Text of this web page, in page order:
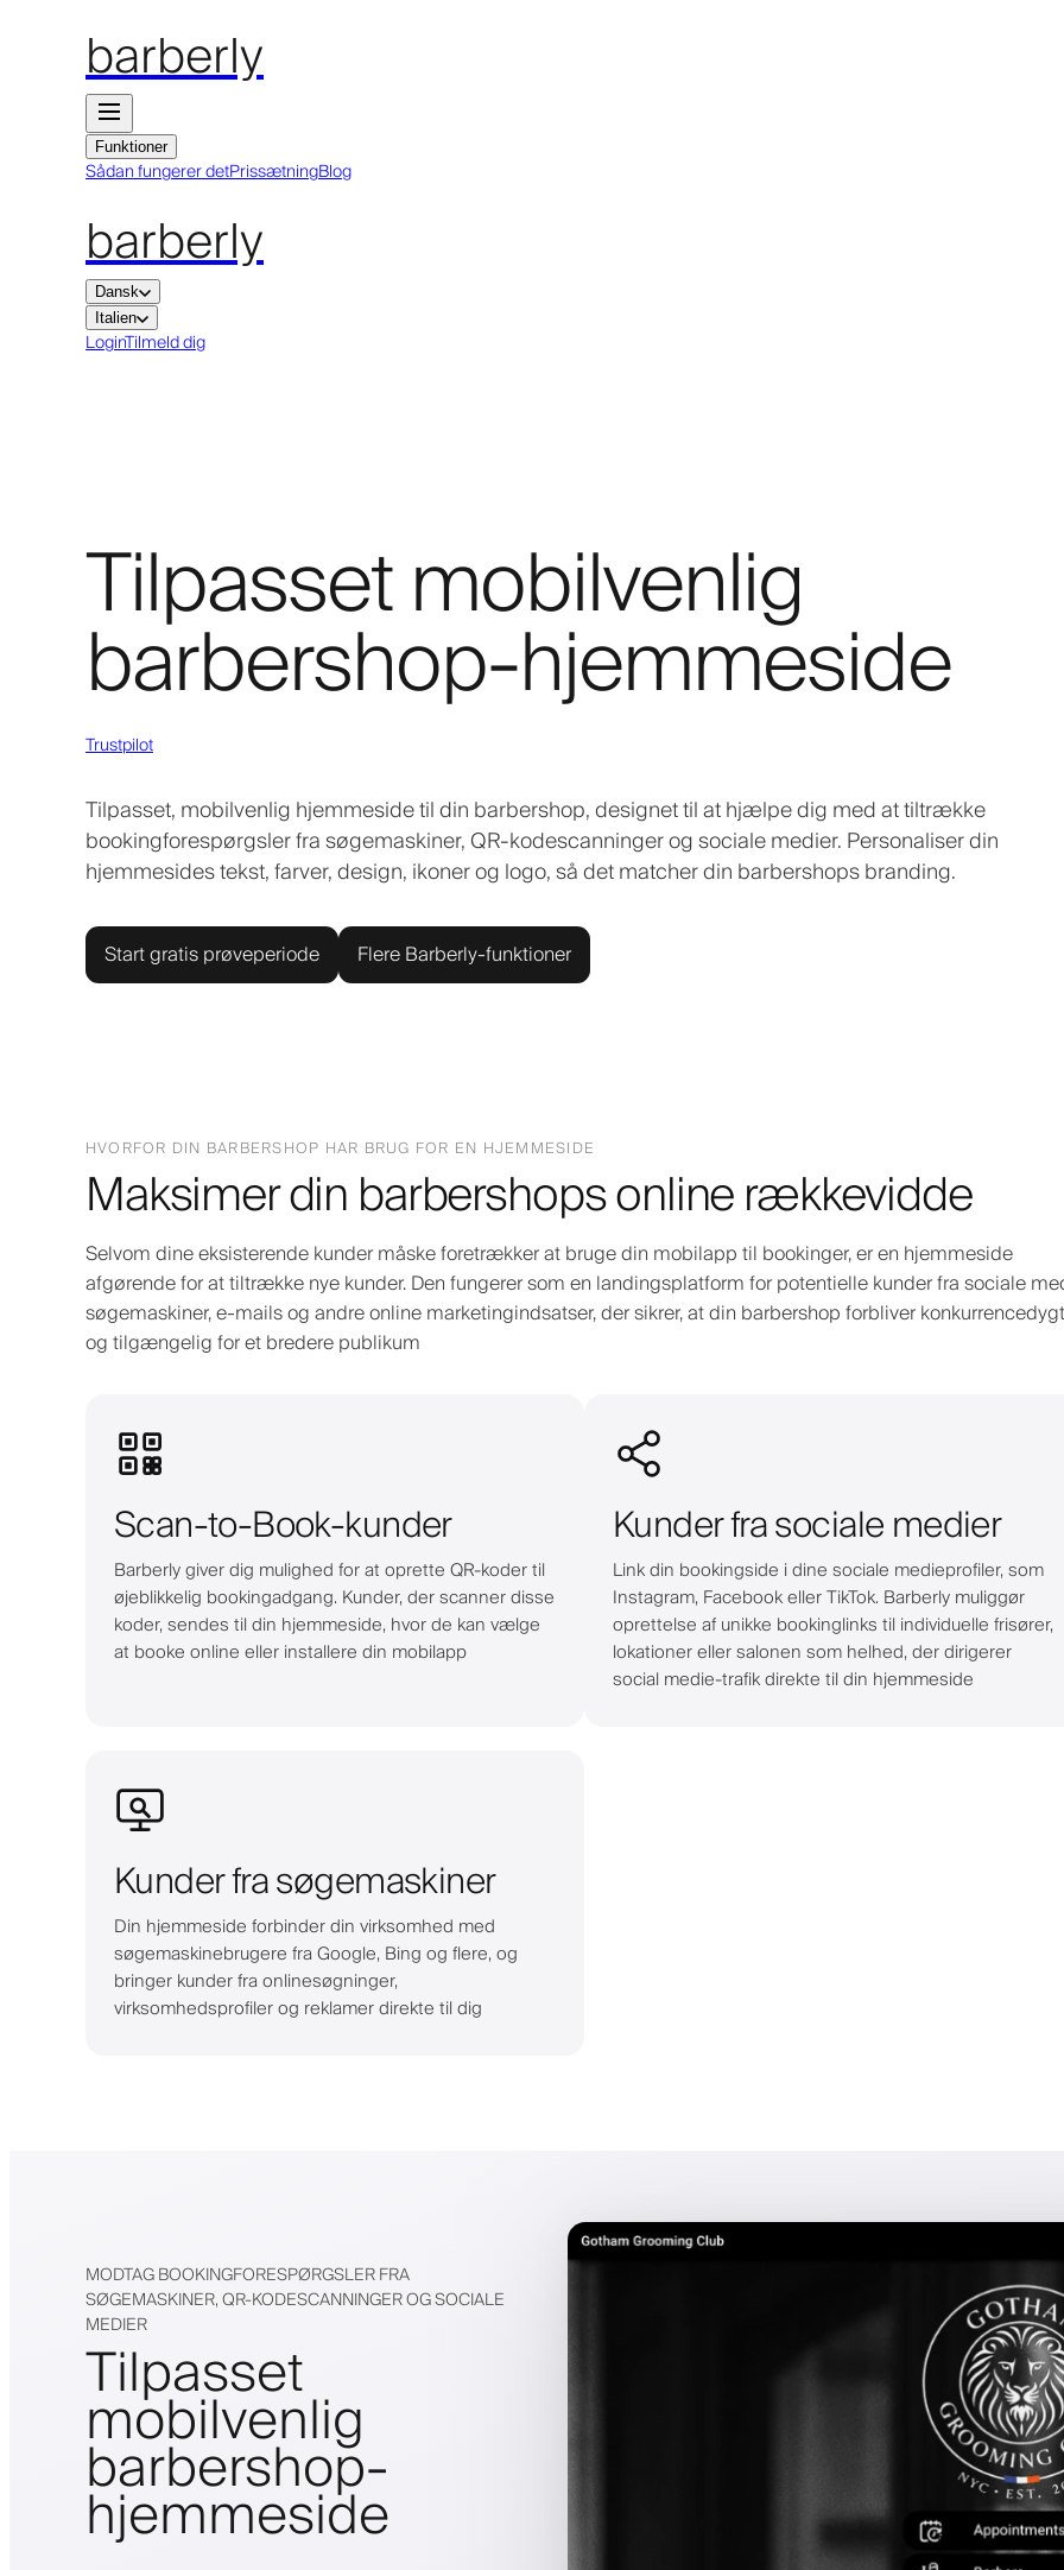
barberly
Funktioner
Sådan fungerer detPrissætningBlog
barberly
Dansk
Italien
LoginTilmeld dig
Tilpasset mobilvenlig
barbershop-hjemmeside
Trustpilot
Tilpasset, mobilvenlig hjemmeside til din barbershop, designet til at hjælpe dig med at tiltrække
bookingforespørgsler fra søgemaskiner, QR-kodescanninger og sociale medier. Personaliser din
hjemmesides tekst, farver, design, ikoner og logo, så det matcher din barbershops branding.
Start gratis prøveperiode Flere Barberly-funktioner
HVORFOR DIN BARBERSHOP HAR BRUG FOR EN HJEMMESIDE
Maksimer din barbershops online rækkevidde
Selvom dine eksisterende kunder måske foretrækker at bruge din mobilapp til bookinger, er en hjemmeside
afgørende for at tiltrække nye kunder. Den fungerer som en landingsplatform for potentielle kunder fra sociale
søgemaskiner, e-mails og andre online marketingindsatser, der sikrer, at din barbershop forbliver
og tilgængelig for et bredere publikum
Scan-to-Book-kunder
Barberly giver dig mulighed for at oprette QR-koder til
øjeblikkelig bookingadgang. Kunder, der scanner disse
koder, sendes til din hjemmeside, hvor de kan vælge
at booke online eller installere din mobilapp
Kunder fra sociale medier
Link din bookingside i dine sociale medieprofiler, som
Instagram, Facebook eller TikTok. Barberly muliggør
oprettelse af unikke bookinglinks til individuelle frisører,
lokationer eller salonen som helhed, der dirigerer
social medie-trafik direkte til din hjemmeside
Kunder fra søgemaskiner
Din hjemmeside forbinder din virksomhed med
søgemaskinebrugere fra Google, Bing og flere, og
bringer kunder fra onlinesøgninger,
virksomhedsprofiler og reklamer direkte til dig
MODTAG BOOKINGFORESPØRGSLER FRA
SØGEMASKINER, QR-KODESCANNINGER OG SOCIALE
MEDIER
Tilpasset
mobilvenlig
barbershop-
hjemmeside